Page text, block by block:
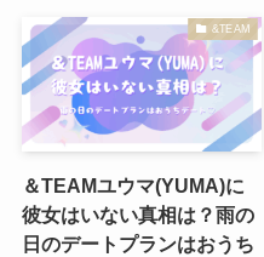
&TEAM
＆TEAMユウマ(YUMA)に
彼女はいない真相は？雨の
日のデートプランはおうち